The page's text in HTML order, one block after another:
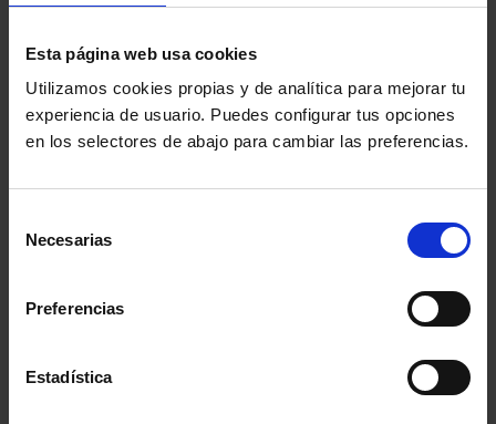
Esta página web usa cookies
Utilizamos cookies propias y de analítica para mejorar tu
experiencia de usuario. Puedes configurar tus opciones
en los selectores de abajo para cambiar las preferencias.
Necesarias
Preferencias
Estadística
identificación.
También se presentó la gira formativa sobre derechos
abogadas en esta materia.
MENÚ